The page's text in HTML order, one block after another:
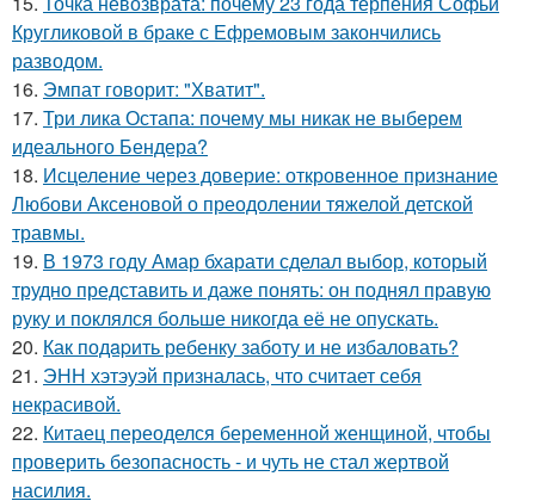
Кругликовой в браке с Ефремовым закончились
разводом.
16. Эмпат говорит: "Хватит".
17. Три лика Остапа: почему мы никак не выберем
идеального Бендера?
18. Исцеление через доверие: откровенное признание
Любови Аксеновой о преодолении тяжелой детской
травмы.
19. В 1973 году Амар бхарати сделал выбор, который
трудно представить и даже понять: он поднял правую
руку и поклялся больше никогда её не опускать.
20. Как подapить ребенку заботу и не избаловать?
21. ЭНН хэтэуэй призналась, что считает себя
некрасивой.
22. Китаец переоделся беременной женщиной, чтобы
проверить безопасность - и чуть не стал жертвой
насилия.